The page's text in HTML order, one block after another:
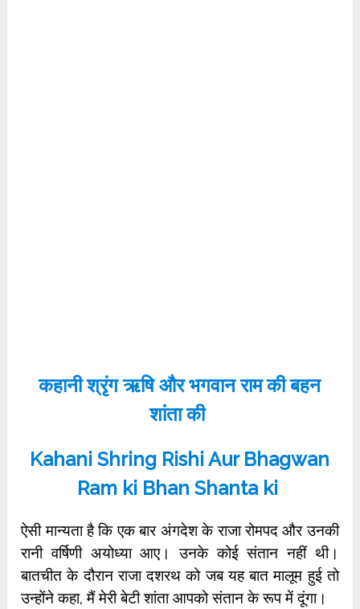
कहानी श्रृंग ऋषि और भगवान राम की बहन
शांता की
Kahani Shring Rishi Aur Bhagwan
Ram ki Bhan Shanta ki
ऐसी मान्यता है कि एक बार अंगदेश के राजा रोमपद और उनकी
रानी वर्षिणी अयोध्या आए। उनके कोई संतान नहीं थी।
बातचीत के दौरान राजा दशरथ को जब यह बात मालूम हुई तो
उन्होंने कहा, मैं मेरी बेटी शांता आपको संतान के रूप में दूंगा।